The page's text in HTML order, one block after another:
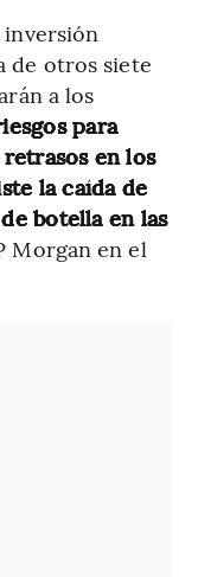
inversión
de otros siete
a los
para
en los
la caída de
botella en las
Morgan en el